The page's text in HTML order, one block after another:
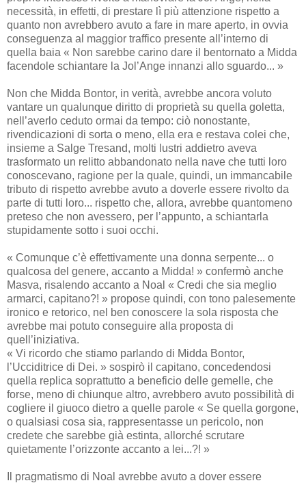
necessità, in effetti, di prestare lì più attenzione rispetto a
quanto non avrebbero avuto a fare in mare aperto, in ovvia
conseguenza al maggior traffico presente all’interno di
quella baia « Non sarebbe carino dare il bentornato a Midda
facendole schiantare la Jol’Ange innanzi allo sguardo... »
Non che Midda Bontor, in verità, avrebbe ancora voluto
vantare un qualunque diritto di proprietà su quella goletta,
nell’averlo ceduto ormai da tempo: ciò nonostante,
rivendicazioni di sorta o meno, ella era e restava colei che,
insieme a Salge Tresand, molti lustri addietro aveva
trasformato un relitto abbandonato nella nave che tutti loro
conoscevano, ragione per la quale, quindi, un immancabile
tributo di rispetto avrebbe avuto a doverle essere rivolto da
parte di tutti loro... rispetto che, allora, avrebbe quantomeno
preteso che non avessero, per l’appunto, a schiantarla
stupidamente sotto i suoi occhi.
« Comunque c’è effettivamente una donna serpente... o
qualcosa del genere, accanto a Midda! » confermò anche
Masva, risalendo accanto a Noal « Credi che sia meglio
armarci, capitano?! » propose quindi, con tono palesemente
ironico e retorico, nel ben conoscere la sola risposta che
avrebbe mai potuto conseguire alla proposta di
quell’iniziativa.
« Vi ricordo che stiamo parlando di Midda Bontor,
l’Ucciditrice di Dei. » sospirò il capitano, concedendosi
quella replica soprattutto a beneficio delle gemelle, che
forse, meno di chiunque altro, avrebbero avuto possibilità di
cogliere il giuoco dietro a quelle parole « Se quella gorgone,
o qualsiasi cosa sia, rappresentasse un pericolo, non
credete che sarebbe già estinta, allorché scrutare
quietamente l’orizzonte accanto a lei...?! »
Il pragmatismo di Noal avrebbe avuto a dover essere